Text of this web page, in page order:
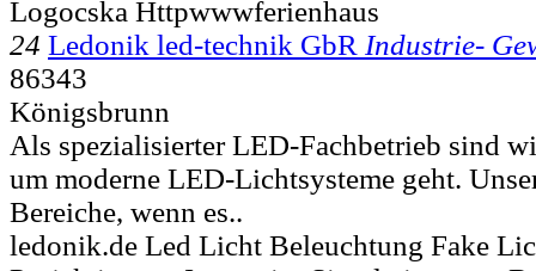
Logocska Httpwwwferienhaus
24 Ledonik led-technik GbR Industrie-
86343
Königsbrunn
Als spezialisierter LED-Fachbetrieb sind
um moderne LED-Lichtsysteme geht.
Bereiche, wenn es..
ledonik.de Led Licht Beleuchtung Fake